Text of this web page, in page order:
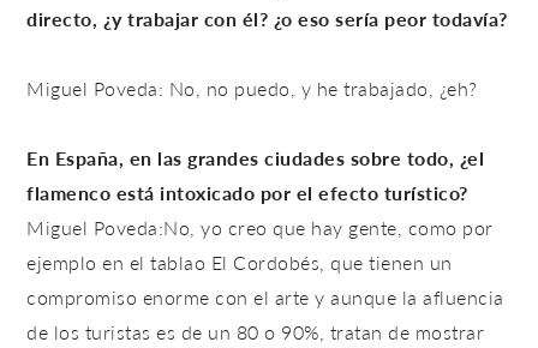
directo, ¿y trabajar con él? ¿o eso sería peor todavía?
Miguel Poveda: No, no puedo, y he trabajado, ¿eh?
En España, en las grandes ciudades sobre todo, ¿el
flamenco está intoxicado por el efecto turístico?
Miguel Poveda:No, yo creo que hay gente, como por
ejemplo en el tablao El Cordobés, que tienen un
compromiso enorme con el arte y aunque la afluencia
de los turistas es de un 80 o 90%, tratan de mostrar